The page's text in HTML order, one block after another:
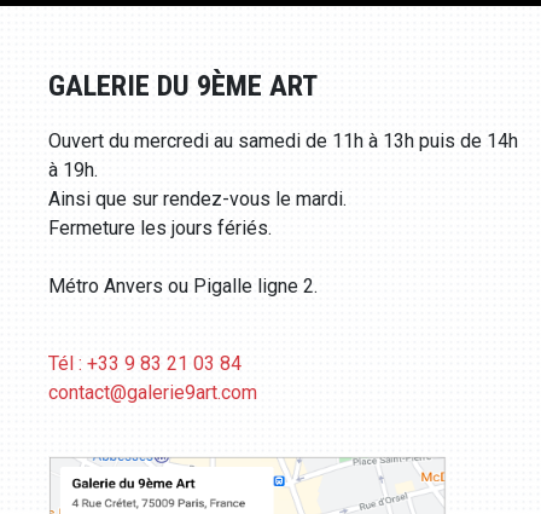
GALERIE DU 9ÈME ART
Ouvert du mercredi au samedi de 11h à 13h puis de 14h
à 19h.
Ainsi que sur rendez-vous le mardi.
Fermeture les jours fériés.
Métro Anvers ou Pigalle ligne 2.
Tél : +33 9 83 21 03 84
contact@galerie9art.com